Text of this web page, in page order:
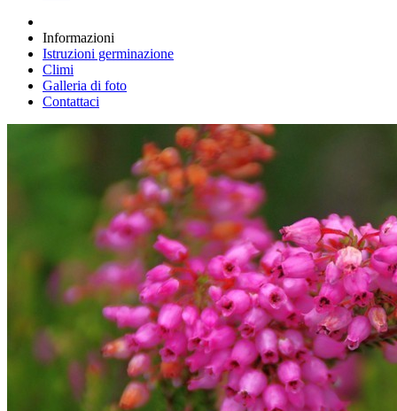
Informazioni
Istruzioni germinazione
Climi
Galleria di foto
Contattaci